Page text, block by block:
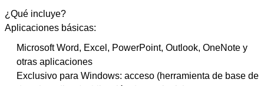
¿Qué incluye?
Aplicaciones básicas:
Microsoft Word, Excel, PowerPoint, Outlook, OneNote y
otras aplicaciones
Exclusivo para Windows: acceso (herramienta de base de